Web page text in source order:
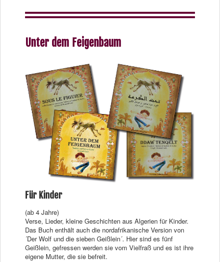
Unter dem Feigenbaum
Für Kinder
(ab 4 Jahre)
Verse, Lieder, kleine Geschichten aus Algerien für Kinder.
Das Buch enthält auch die nordafrikanische Version von
´Der Wolf und die sieben Geißlein´. Hier sind es fünf
Geißlein, gefressen werden sie vom Vielfraß und es ist ihre
eigene Mutter, die sie befreit.